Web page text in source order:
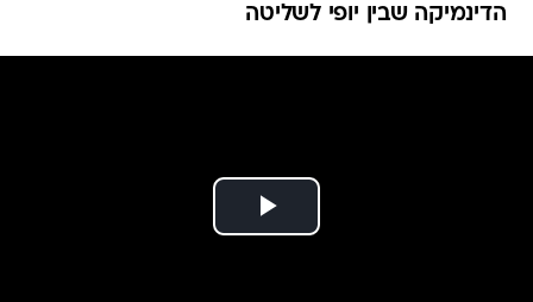
הדינמיקה שבין יופי לשליטה